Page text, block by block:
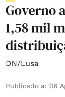
Governo
1,58 mil
DN/Lusa
Publicado a: 06